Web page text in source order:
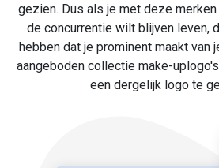
gezien. Dus als je met deze
de concurrentie wilt blijven leven,
hebben dat je prominent maakt van
aangeboden collectie make-
een dergelijk logo te